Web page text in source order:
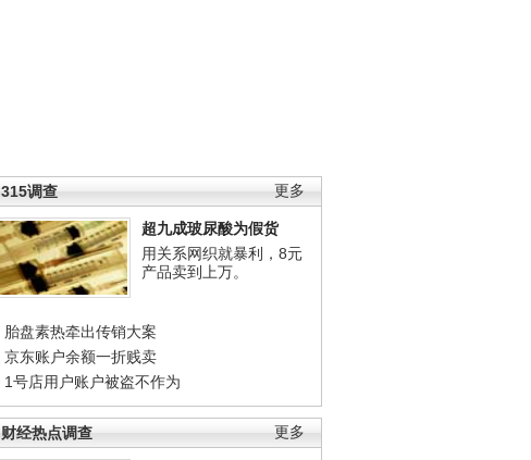
更多
315调查
超九成玻尿酸为假货
用关系网织就暴利，8元
产品卖到上万。
胎盘素热牵出传销大案
京东账户余额一折贱卖
1号店用户账户被盗不作为
更多
财经热点调查